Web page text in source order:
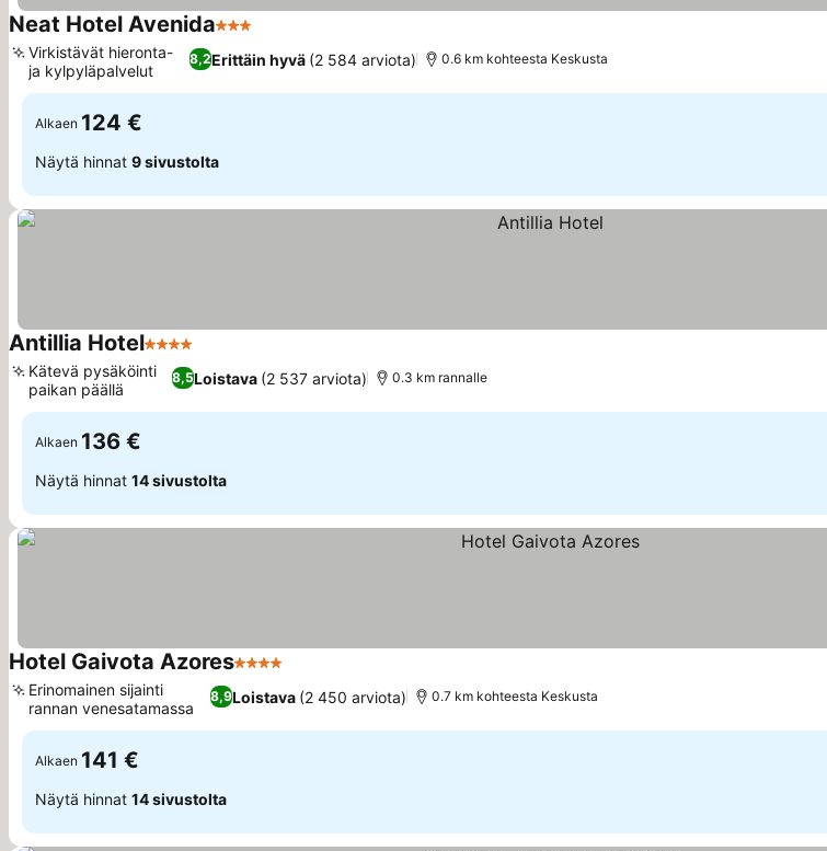
Neat Hotel Avenida3 Tähtiluokitus
8,2Erittäin hyvä (2 584 arviota)
Virkistävät hieronta-
ja kylpyläpalvelut
0.6 km kohteesta Keskusta
Alkaen 124 €
Näytä hinnat 9 sivustolta
Antillia Hotel4 Tähtiluokitus
8,5Loistava (2 537 arviota)
Kätevä pysäköinti
paikan päällä
0.3 km rannalle
Alkaen 136 €
Näytä hinnat 14 sivustolta
Hotel Gaivota Azores4 Tähtiluokitus
8,9Loistava (2 450 arviota)
Erinomainen sijainti
rannan venesatamassa
0.7 km kohteesta Keskusta
Alkaen 141 €
Näytä hinnat 14 sivustolta